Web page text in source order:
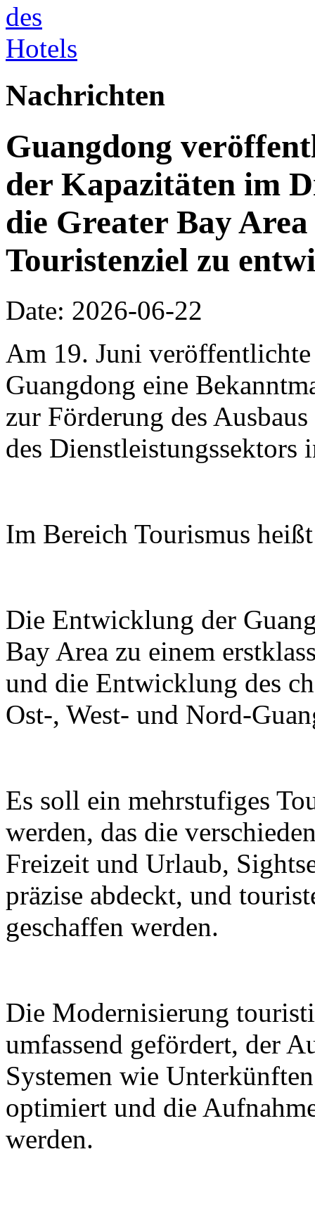
Nachrichten
Guangdong
der Kapazitäten im
die Greater Bay
Touristenziel zu
Date: 2026-06-22
Am 19. Juni
Guangdong eine
zur Förderung des
des Dienstleistungssektors
Im Bereich Tourismus
Die Entwicklung der
Bay Area zu einem
und die Entwicklung des
Ost-, West- und Nord-
Es soll ein mehrstufiges
werden, das die
Freizeit und Urlaub,
präzise abdeckt, und
geschaffen werden.
Die Modernisierung
umfassend gefördert, der
Systemen wie
optimiert und die
werden.